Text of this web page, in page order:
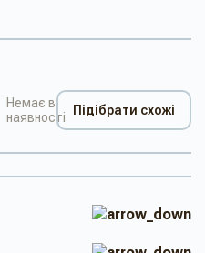
Немає в
наявності
Підібрати схожі